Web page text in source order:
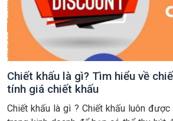
Chiết khấu là gì? Tìm hiểu về
tính giá chiết khấu
Chiết khấu là gì ? Chiết khấu luôn